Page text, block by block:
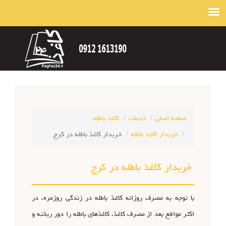
صفحه اصلی خدمات
کاغذ باطله
خریدار کاغذ باطله
خریدار کاغذ باطله در کرج
خریدار کاغذ باطله در کرج
با توجه به مصرف روزانه کاغذ باطله در زندگی روزمره، در
اکثر مواقع بعد از مصرف کاغذ، کاغذهای باطله را دور ریخته و